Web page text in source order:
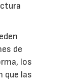
de
los
que las